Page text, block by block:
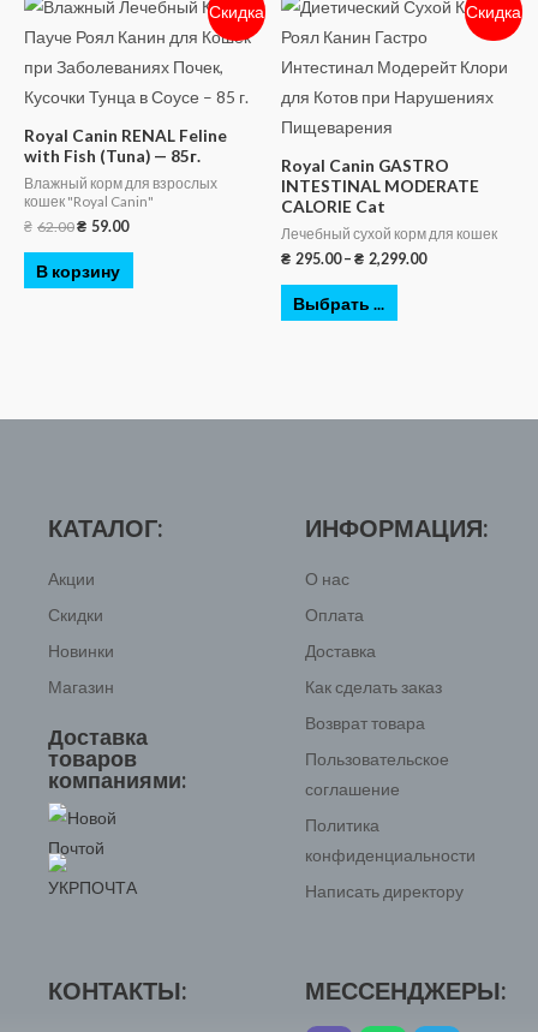
Скидка
Royal Canin RENAL Feline
with Fish (Tuna) — 85г.
Влажный корм для взрослых
кошек "Royal Canin"
₴ 62.00₴ 59.00
В корзину
Скидка
Royal Canin GASTRO
INTESTINAL MODERATE
CALORIE Cat
Лечебный сухой корм для кошек
₴ 295.00– ₴ 2,299.00
Выбрать ...
КАТАЛОГ:
Акции
Скидки
Новинки
Магазин
Доставка
товаров
компаниями:
ИНФОРМАЦИЯ:
О нас
Оплата
Доставка
Как сделать заказ
Возврат товара
Пользовательское
соглашение
Политика
конфиденциальности
Написать директору
КОНТАКТЫ: МЕССЕНДЖЕРЫ: